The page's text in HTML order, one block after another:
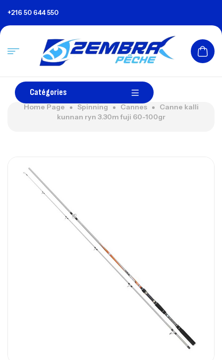
+216 50 644 550
Catégories
Home Page Spinning Cannes
Canne kalli
kunnan ryn 3.30m fuji 60-100gr